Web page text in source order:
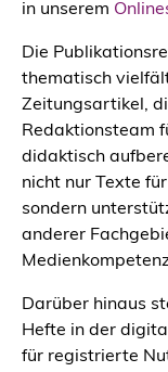
in unserem
Die
thematisch
Zeitungsartikel,
Redaktionsteam
didaktisch
nicht nur Texte
sondern
anderer
Darüber hinaus
Hefte in der
für registrierte